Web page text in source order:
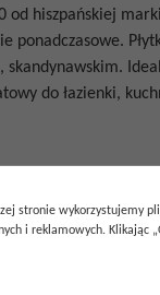
od hiszpańskiej
ponadczasowe.
skandynawskim.
do łazienki,
strukturalna. Płytki
stronie wykorzystujemy
i reklamowych. Klikając